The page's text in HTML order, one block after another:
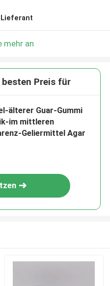
mehr an
besten Preis für
älterer Guar-Gummi
im mittleren
Geliermittel Agar